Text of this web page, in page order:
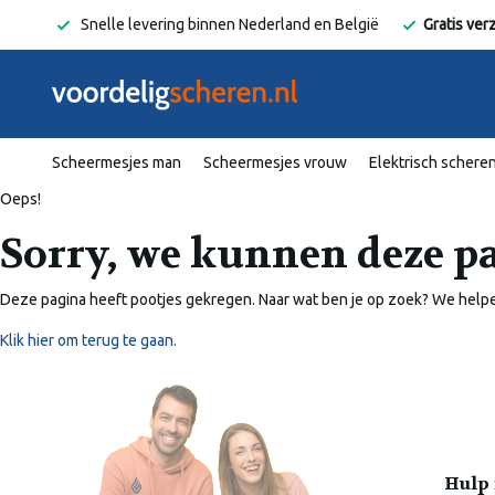
Snelle levering binnen Nederland en België Gratis
Scheermesjes man Scheermesjes vrouw Elektrisch
Oeps!
Sorry, we kunnen deze
Deze pagina heeft pootjes gekregen. Naar wat ben je op zoek? We
Klik hier om terug te gaan.
Hulp